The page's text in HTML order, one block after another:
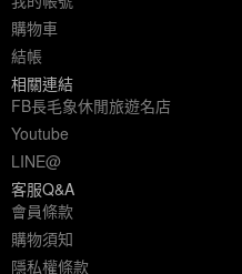
購物車
結帳
相關連結
FB長毛象休閒旅遊名店
Youtube
LINE@
客服Q&A
會員條款
購物須知
隱私權條款